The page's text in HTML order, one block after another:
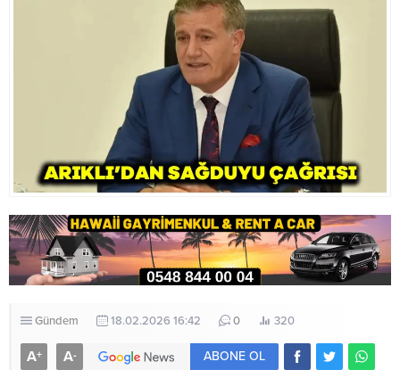
Gündem 18.02.2026 16:42 0 320
A+ A- ABONE OL